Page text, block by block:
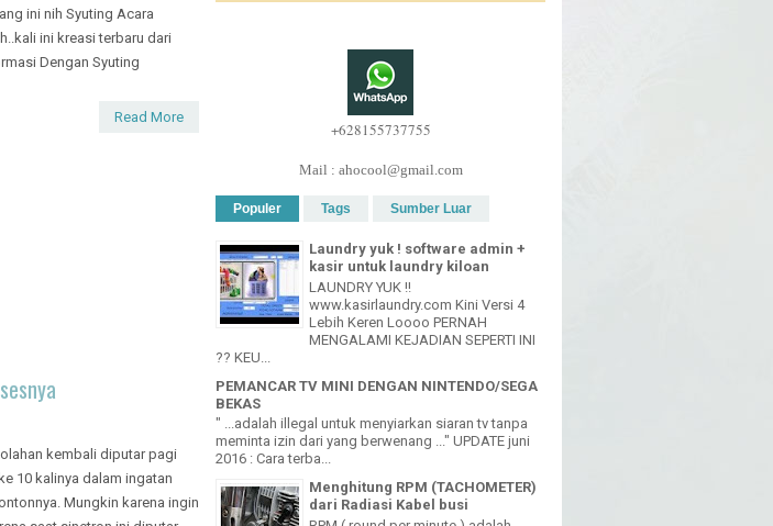
& Promosi yg
ini nih Syuting Acara
ini kreasi terbaru dari
Dengan Syuting
kembali diputar pagi
Mail : ahocool@gmail.com
Populer Tags Sumber Luar
Laundry yuk ! software admin +
kasir untuk laundry kiloan
LAUNDRY YUK !!
Lebih Keren Loooo PERNAH
MENGALAMI KEJADIAN SEPERTI INI
?? KEU...
PEMANCAR TV MINI DENGAN NINTENDO/SEGA
BEKAS
" ...adalah illegal untuk menyiarkan siaran tv tanpa
meminta izin dari yang berwenang ..." UPDATE juni
2016 : Cara terba...